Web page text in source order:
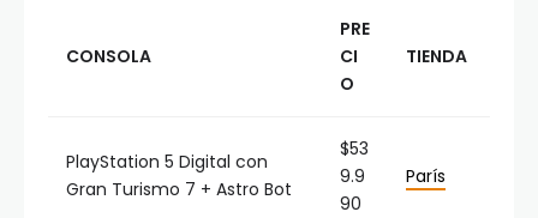
CONSOLA
PRE
CI
O
TIENDA
PlayStation 5 Digital con
Gran Turismo 7 + Astro Bot
$53
9.9
90
París